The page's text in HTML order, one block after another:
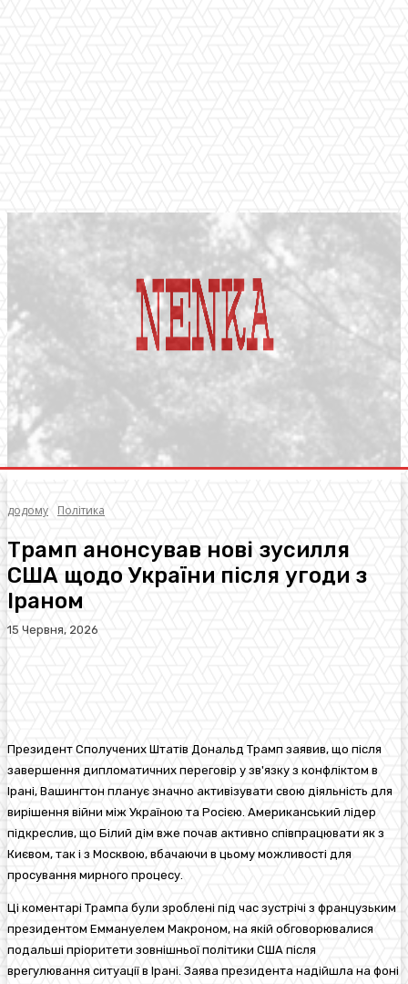
додому Політика
Трамп анонсував нові зусилля
США щодо України після угоди з
Іраном
15 Червня, 2026
Президент Сполучених Штатів Дональд Трамп заявив, що після
завершення дипломатичних переговір у зв'язку з конфліктом в
Ірані, Вашингтон планує значно активізувати свою діяльність для
вирішення війни між Україною та Росією. Американський лідер
підкреслив, що Білий дім вже почав активно співпрацювати як з
Києвом, так і з Москвою, вбачаючи в цьому можливості для
просування мирного процесу.
Ці коментарі Трампа були зроблені під час зустрічі з французьким
президентом Еммануелем Макроном, на якій обговорювалися
подальші пріоритети зовнішньої політики США після
врегулювання ситуації в Ірані. Заява президента надійшла на фоні